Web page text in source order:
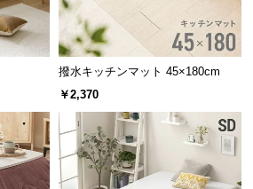
家具シリーズをもっと見る
撥水キッチンマット 45×180cm
￥2,370